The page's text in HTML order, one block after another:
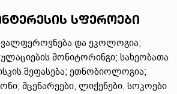
სფეროები
და ეკოლოგია;
მონიტორინგი; სახეობათა
შეფასება; ეთნობიოლოგია;
მცენარეები, ლიქენები, სოკოები